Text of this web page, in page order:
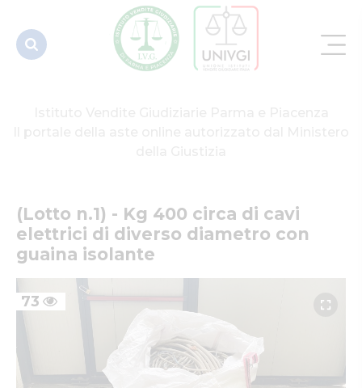
con guaina
i...
(Lotto n.1) - Kg 400 circa di cavi
elettrici di diverso diametro con
guaina isolante
73